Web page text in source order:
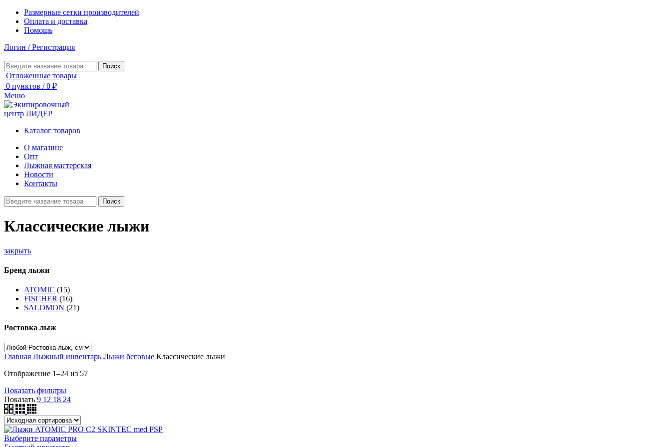
Размерные сетки производителей
Оплата и доставка
Помощь
Логин / Регистрация
Поиск
Отложенные товары
0 пунктов / 0 ₽
Меню
Каталог товаров
О магазине
Опт
Лыжная мастерская
Новости
Контакты
Поиск
Классические лыжи
закрыть
Бренд лыжи
ATOMIC (15)
FISCHER (16)
SALOMON (21)
Ростовка лыж
Главная Лыжный инвентарь Лыжи беговые Классические лыжи
Отображение 1–24 из 57
Показать фильтры
Показать 9 12 18 24
Выберите параметры